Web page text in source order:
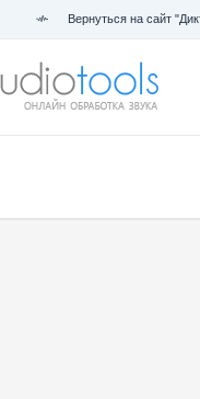
Вернуться на сайт